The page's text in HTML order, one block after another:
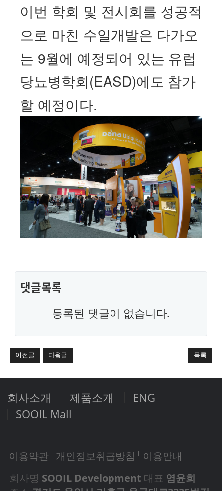
이번 학회 및 전시회를 성공적
으로 마친 수일개발은 다가오
는 9월에 예정되어 있는 유럽
당뇨병학회(EASD)에도 참가
할 예정이다.
댓글목록
등록된 댓글이 없습니다.
이전글 다음글 목록
회사소개 제품소개
ENG
SOOIL Mall
이용약관 개인정보취급방침
이용안내
회사명 SOOIL Development 대표 염윤희